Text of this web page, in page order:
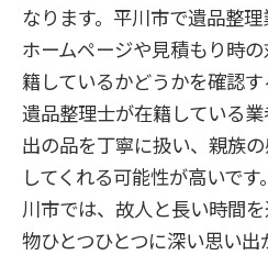
なります。平川市で遺品整
ホームページや見積もり時
籍しているかどうかを確認す
遺品整理士が在籍している
出の品を丁寧に扱い、親族
してくれる可能性が高いで
川市では、故人と長い時間を
物ひとつひとつに深い思い